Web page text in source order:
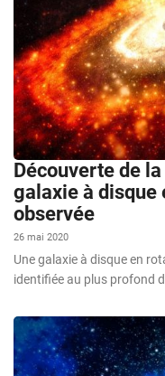
Découverte de
galaxie à disque
observée
26 mai 2020
Une galaxie à disque en
identifiée au plus profond